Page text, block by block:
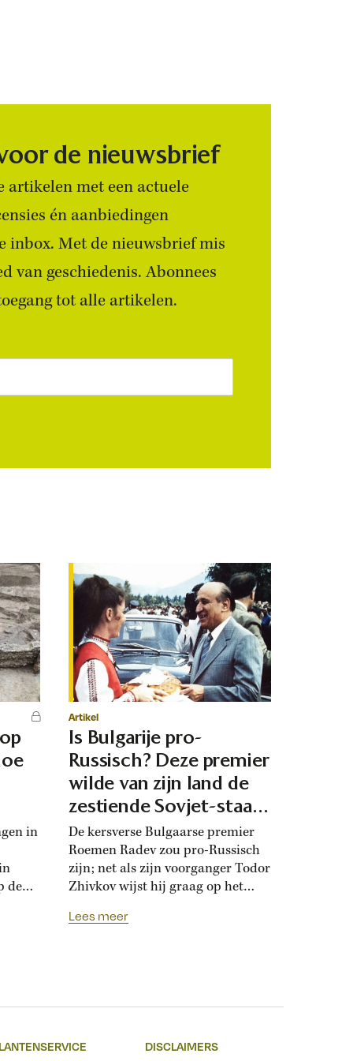
de nieuwsbrief
artikelen met een actuele
én aanbiedingen
inbox. Met de nieuwsbrief mis
van geschiedenis. Abonnees
tot alle artikelen.
in
de
Artikel
Is Bulgarije pro-
Russisch? Deze premier
wilde van zijn land de
zestiende Sovjet-staat
maken
De kersverse Bulgaarse premier
Roemen Radev zou pro-Russisch
zijn; net als zijn voorganger Todor
Zhivkov wijst hij graag op het
1878. Die vroegere premier was zo
Lees meer
DISCLAIMERS